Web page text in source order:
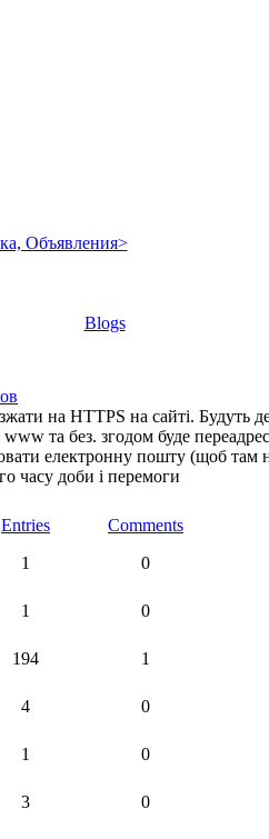
Объявления>
Blogs
на HTTPS на сайті. Будуть
та без. згодом буде
електронну пошту (щоб там
часу доби і перемоги
Entries Comments
1 0
1 0
194 1
4 0
1 0
3 0